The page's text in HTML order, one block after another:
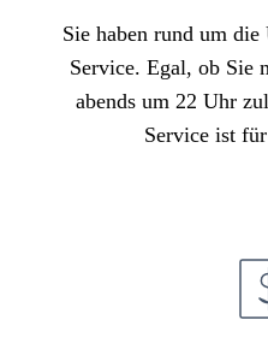
Sie haben rund um
Service. Egal, ob Sie
abends um 22 Uhr
Service ist